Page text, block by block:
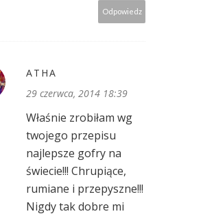
Odpowiedz
ATHA
29 czerwca, 2014 18:39
Właśnie zrobiłam wg
twojego przepisu
najlepsze gofry na
świecie!!! Chrupiące,
rumiane i przepyszne!!!
Nigdy tak dobre mi